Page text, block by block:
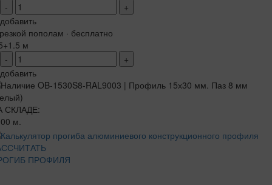
-
+
добавить
пополам · бесплатно
м
-
+
добавить
СКЛАДЕ:
м.
ПРОФИЛЯ